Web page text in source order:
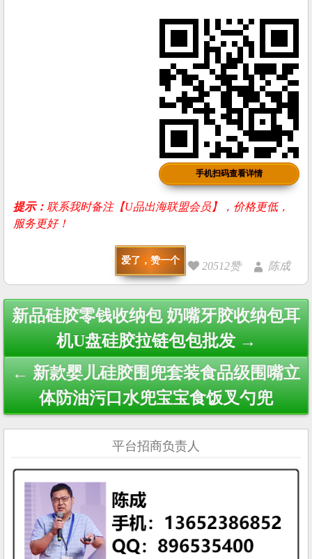
手机扫码查看详情
提示：联系我时备注【U品出海联盟会员】，价格更低，
服务更好！
爱了，赞一个 20512赞 陈成
Post
navigation
新品硅胶零钱收纳包 奶嘴牙胶收纳包耳
机U盘硅胶拉链包包批发 →
← 新款婴儿硅胶围兜套装食品级围嘴立
体防油污口水兜宝宝食饭叉勺兜
平台招商负责人